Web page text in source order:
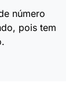
número
pois tem